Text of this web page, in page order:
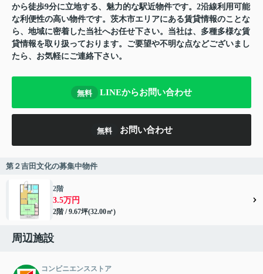
から徒歩9分に立地する、魅力的な駅近物件です。2沿線利用可能
な利便性の高い物件です。茨木市エリアにある賃貸情報のことな
ら、地域に密着した当社へお任せ下さい。当社は、多種多様な賃
貸情報を取り扱っております。ご要望や不明な点などございまし
たら、お気軽にご連絡下さい。
無料 LINEからお問い合わせ
無料 お問い合わせ
第２吉田文化の募集中物件
2階
3.5万円
2階 / 9.67坪(32.00㎡)
周辺施設
コンビニエンスストア